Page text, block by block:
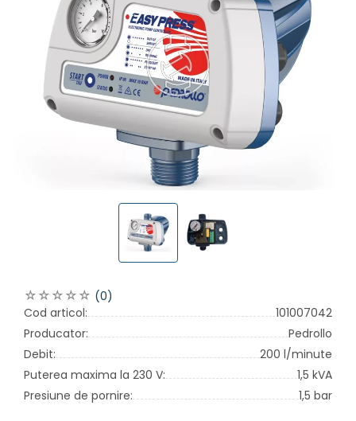
(0)
Cod articol:
101007042
Producator:
Pedrollo
Debit:
200 l/minute
Puterea maxima la 230 V:
1,5 kVA
Presiune de pornire:
1,5 bar